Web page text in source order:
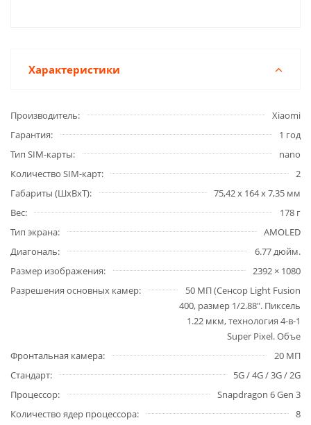
Характеристики
Производитель
Xiaomi
Гарантия
1 год
Тип SIM-карты
nano
Количество SIM-карт
2
Габариты (ШxВxТ)
75,42 х 164 х 7,35 мм
Вес
178 г
Тип экрана
AMOLED
Диагональ
6.77 дюйм.
Размер изображения
2392 × 1080
Разрешения основных камер
50 МП (Сенсор Light Fusion
400, размер 1/2.88". Пиксель
1.22 мкм, технология 4-в-1
Super Pixel. Объе
Фронтальная камера
20 МП
Стандарт
5G / 4G / 3G / 2G
Процессор
Snapdragon 6 Gen 3
Количество ядер процессора
8